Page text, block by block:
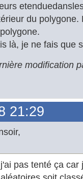
du
là, je ne fais que
modification
21:29
j'ai pas tenté ça car